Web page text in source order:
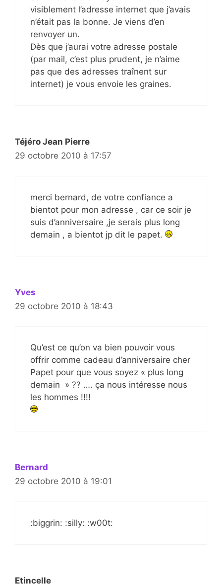
visiblement l’adresse internet que j’avais
n’était pas la bonne. Je viens d’en
renvoyer un.
Dès que j’aurai votre adresse postale
(par mail, c’est plus prudent, je n’aime
pas que des adresses traînent sur
internet) je vous envoie les graines.
Téjéro Jean Pierre
29 octobre 2010 à 17:57
merci bernard, de votre confiance a
bientot pour mon adresse , car ce soir je
suis d’anniversaire ,je serais plus long
demain , a bientot jp dit le papet.
Yves
29 octobre 2010 à 18:43
Qu’est ce qu’on va bien pouvoir vous
offrir comme cadeau d’anniversaire cher
Papet pour que vous soyez « plus long
demain » ?? …. ça nous intéresse nous
les hommes !!!!
Bernard
29 octobre 2010 à 19:01
:biggrin: :silly: :w00t:
Etincelle